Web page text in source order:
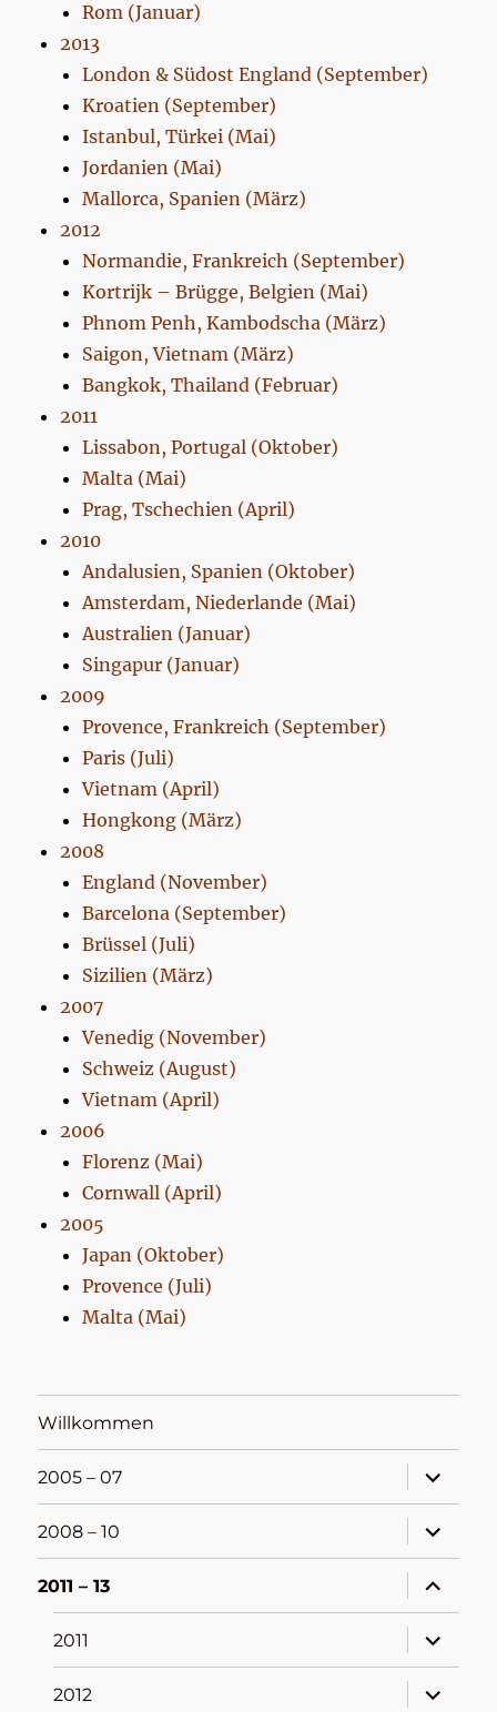
Rom (Januar)
2013
London & Südost England (September)
Kroatien (September)
Istanbul, Türkei (Mai)
Jordanien (Mai)
Mallorca, Spanien (März)
2012
Normandie, Frankreich (September)
Kortrijk – Brügge, Belgien (Mai)
Phnom Penh, Kambodscha (März)
Saigon, Vietnam (März)
Bangkok, Thailand (Februar)
2011
Lissabon, Portugal (Oktober)
Malta (Mai)
Prag, Tschechien (April)
2010
Andalusien, Spanien (Oktober)
Amsterdam, Niederlande (Mai)
Australien (Januar)
Singapur (Januar)
2009
Provence, Frankreich (September)
Paris (Juli)
Vietnam (April)
Hongkong (März)
2008
England (November)
Barcelona (September)
Brüssel (Juli)
Sizilien (März)
2007
Venedig (November)
Schweiz (August)
Vietnam (April)
2006
Florenz (Mai)
Cornwall (April)
2005
Japan (Oktober)
Provence (Juli)
Malta (Mai)
Willkommen
2005 – 07
öffnen
2008 – 10
öffnen
2011 – 13
öffnen
2011
öffnen
2012
öffnen